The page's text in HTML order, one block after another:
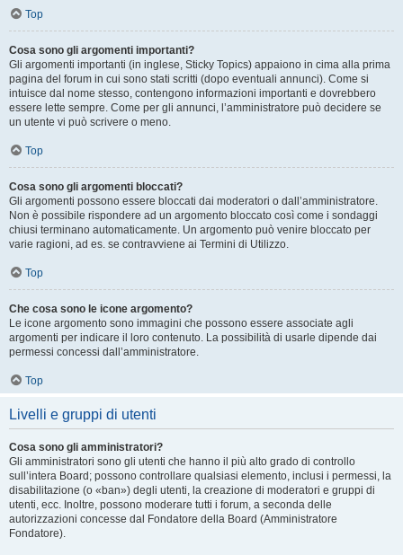
Top
Cosa sono gli argomenti importanti?
Gli argomenti importanti (in inglese, Sticky Topics) appaiono in cima alla prima
pagina del forum in cui sono stati scritti (dopo eventuali annunci). Come si
intuisce dal nome stesso, contengono informazioni importanti e dovrebbero
essere lette sempre. Come per gli annunci, l’amministratore può decidere se
un utente vi può scrivere o meno.
Top
Cosa sono gli argomenti bloccati?
Gli argomenti possono essere bloccati dai moderatori o dall’amministratore.
Non è possibile rispondere ad un argomento bloccato così come i sondaggi
chiusi terminano automaticamente. Un argomento può venire bloccato per
varie ragioni, ad es. se contravviene ai Termini di Utilizzo.
Top
Che cosa sono le icone argomento?
Le icone argomento sono immagini che possono essere associate agli
argomenti per indicare il loro contenuto. La possibilità di usarle dipende dai
permessi concessi dall’amministratore.
Top
Livelli e gruppi di utenti
Cosa sono gli amministratori?
Gli amministratori sono gli utenti che hanno il più alto grado di controllo
sull’intera Board; possono controllare qualsiasi elemento, inclusi i permessi, la
disabilitazione (o «ban») degli utenti, la creazione di moderatori e gruppi di
utenti, ecc. Inoltre, possono moderare tutti i forum, a seconda delle
autorizzazioni concesse dal Fondatore della Board (Amministratore
Fondatore).